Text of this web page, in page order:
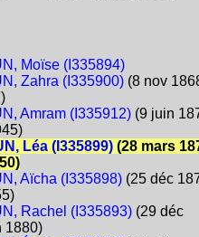
Moïse (I335894)
Zahra (I335900)(8 nov
Amram (I335912)(9 juin
Léa (I335899)(28 mars
Aïcha (I335898)(25 déc
Rachel (I335893)(29 déc
1880)